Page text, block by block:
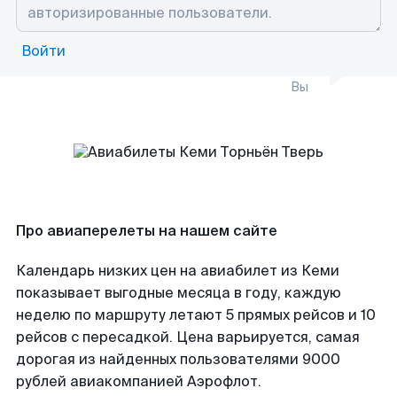
Войти
Вы
Про авиаперелеты на нашем сайте
Календарь низких цен на авиабилет из Кеми
показывает выгодные месяца в году, каждую
неделю по маршруту летают 5 прямых рейсов и 10
рейсов с пересадкой. Цена варьируется, самая
дорогая из найденных пользователями 9000
рублей авиакомпанией Аэрофлот.